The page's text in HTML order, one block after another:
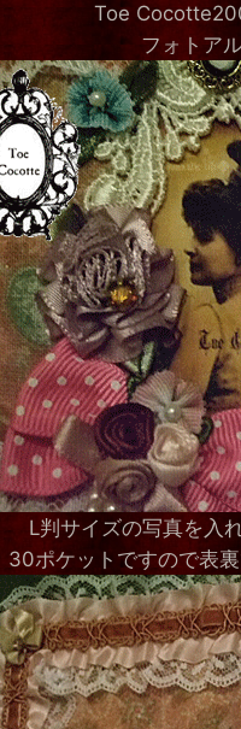
Toe
フォトア
L判サイズの写真を入
30ポケットですので表